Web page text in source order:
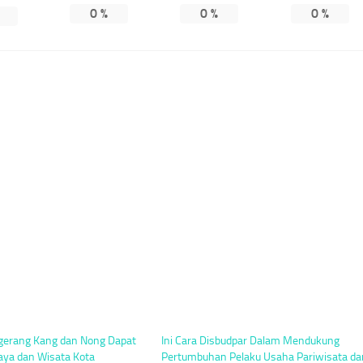
0 % 0 % 0%
Kang dan Nong Dapat
dan Wisata Kota
Ini Cara Disbudpar Dalam Mendukung
Pertumbuhan Pelaku Usaha Pariwisata